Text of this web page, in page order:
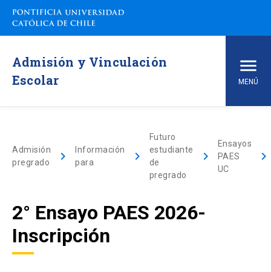
Admisión y Vinculación
Escolar
MENÚ
Carreras de pregrado
Conoce la UC
Financiamiento y Matrícula
Admisión
pregrado
keyboard_arrow_right
Información
para
keyboard_arrow_right
Futuro
estudiante
de
pregrado
keyboard_arrow_right
Ensayos
PAES
UC
keyboard_arrow_right
2° Ensayo PAES 2026-
Inscripción